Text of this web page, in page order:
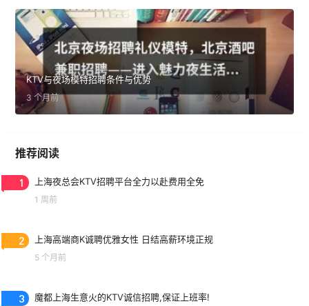
KTV与夜场模特招聘条件与优势
3 个月前
推荐阅读
1 上海夜总会KTV招聘平台全力以赴费用全免
1 周前
2 上海高端商K诚聘优雅女性 日结高薪环境正规
5 个月前
3 魔都上海生意火的KTV诚信招聘,保证上班率!